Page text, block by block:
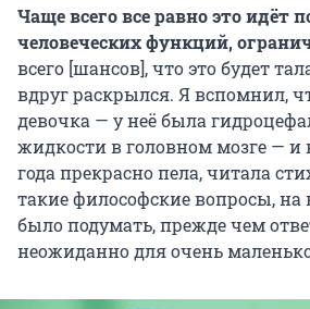
Чаще всего все равно это идёт
человеческих функций,
всего [шансов], что это будет
вдруг раскрылся. Я вспомнил,
девочка — у неё была
жидкости в головном мозге — и
года прекрасно пела, читала
такие философские вопросы, на
было подумать, прежде чем
неожиданно для очень